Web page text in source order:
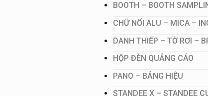
BOOTH – BOOTH
CHỮ NỔI ALU – MICA –
DANH THIẾP – TỜ RƠI –
HỘP ĐÈN QUẢNG CÁO
PANO – BẢNG HIỆU
STANDEE X – STANDEE